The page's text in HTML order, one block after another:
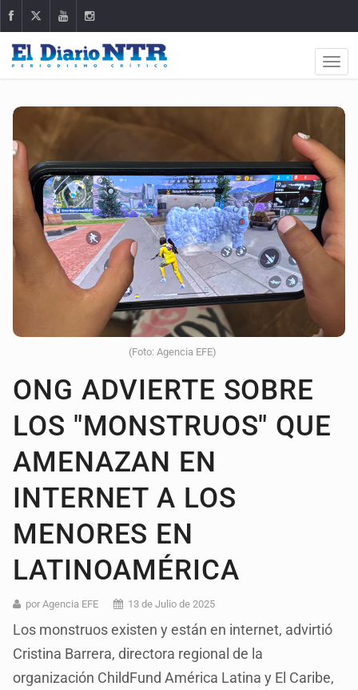
(Foto: Agencia EFE)
ONG ADVIERTE SOBRE
LOS "MONSTRUOS" QUE
AMENAZAN EN
INTERNET A LOS
MENORES EN
LATINOAMÉRICA
por Agencia EFE 13 de Julio de 2025
Los monstruos existen y están en internet, advirtió
Cristina Barrera, directora regional de la
organización ChildFund América Latina y El Caribe,